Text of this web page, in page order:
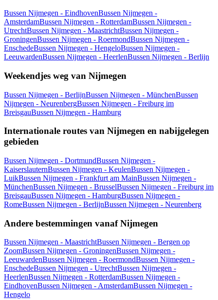
Bussen Nijmegen - EindhovenBussen Nijmegen -
AmsterdamBussen Nijmegen - RotterdamBussen Nijmegen -
UtrechtBussen Nijmegen - MaastrichtBussen Nijmegen -
GroningenBussen Nijmegen - RoermondBussen Nijmegen -
EnschedeBussen Nijmegen - HengeloBussen Nijmegen -
LeeuwardenBussen Nijmegen - HeerlenBussen Nijmegen - Berlijn
Weekendjes weg van Nijmegen
Bussen Nijmegen - BerlijnBussen Nijmegen - MünchenBussen
Nijmegen - NeurenbergBussen Nijmegen - Freiburg im
BreisgauBussen Nijmegen - Hamburg
Internationale routes van Nijmegen en nabijgelegen
gebieden
Bussen Nijmegen - DortmundBussen Nijmegen -
KaiserslauternBussen Nijmegen - KeulenBussen Nijmegen -
LuikBussen Nijmegen - Frankfurt am MainBussen Nijmegen -
MünchenBussen Nijmegen - BrusselBussen Nijmegen - Freiburg im
BreisgauBussen Nijmegen - HamburgBussen Nijmegen -
RomeBussen Nijmegen - BerlijnBussen Nijmegen - Neurenberg
Andere bestemmingen vanaf Nijmegen
Bussen Nijmegen - MaastrichtBussen Nijmegen - Bergen op
ZoomBussen Nijmegen - GroningenBussen Nijmegen -
LeeuwardenBussen Nijmegen - RoermondBussen Nijmegen -
EnschedeBussen Nijmegen - UtrechtBussen Nijmegen -
HeerlenBussen Nijmegen - RotterdamBussen Nijmegen -
EindhovenBussen Nijmegen - AmsterdamBussen Nijmegen -
Hengelo